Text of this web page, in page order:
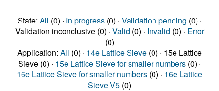
State: All (0) · In progress(0) · Validation pending (0) ·
Validation inconclusive (0) · Valid (0) · Invalid (0) · Error
(0)
Application: All (0) · 14e Lattice Sieve (0) · 15e Lattice
Sieve (0) · 15e Lattice Sieve for smaller numbers (0) ·
16e Lattice Sieve for smaller numbers (0) · 16e Lattice
Sieve V5 (0)